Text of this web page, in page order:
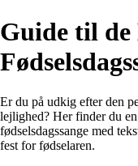
Guide til de
Er du på udkig efter den
lejlighed? Her finder du
fødselsdagssange med
fest for fødselaren.